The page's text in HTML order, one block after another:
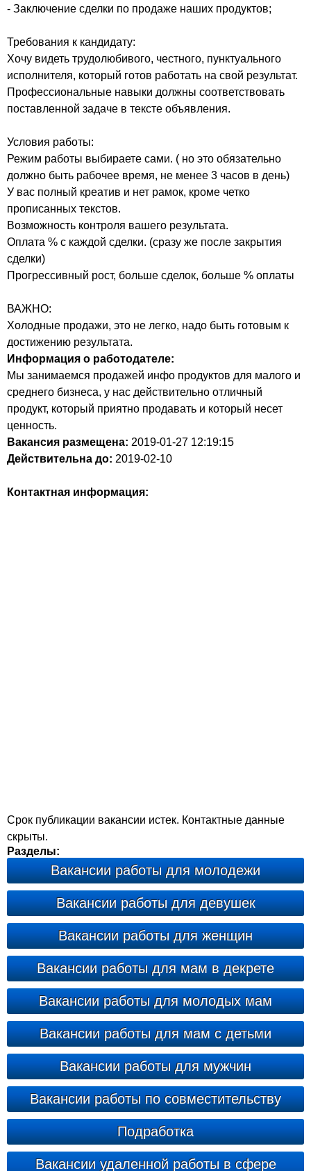
- Заключение сделки по продаже наших продуктов;
Требования к кандидату:
Хочу видеть трудолюбивого, честного, пунктуального
исполнителя, который готов работать на свой результат.
Профессиональные навыки должны соответствовать
поставленной задаче в тексте объявления.
Условия работы:
Режим работы выбираете сами. ( но это обязательно
должно быть рабочее время, не менее 3 часов в день)
У вас полный креатив и нет рамок, кроме четко
прописанных текстов.
Возможность контроля вашего результата.
Оплата % с каждой сделки. (сразу же после закрытия
сделки)
Прогрессивный рост, больше сделок, больше % оплаты
ВАЖНО:
Холодные продажи, это не легко, надо быть готовым к
достижению результата.
Информация о работодателе:
Мы занимаемся продажей инфо продуктов для малого и
среднего бизнеса, у нас действительно отличный
продукт, который приятно продавать и который несет
ценность.
Вакансия размещена: 2019-01-27 12:19:15
Действительна до: 2019-02-10
Контактная информация:
Срок публикации вакансии истек. Контактные данные
скрыты.
Разделы:
Вакансии работы для молодежи
Вакансии работы для девушек
Вакансии работы для женщин
Вакансии работы для мам в декрете
Вакансии работы для молодых мам
Вакансии работы для мам с детьми
Вакансии работы для мужчин
Вакансии работы по совместительству
Подработка
Вакансии удаленной работы в сфере